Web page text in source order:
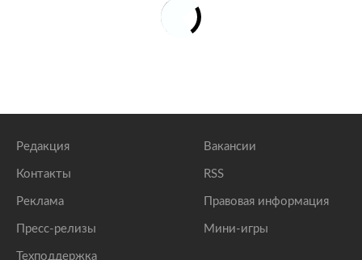
Редакция
Контакты
Реклама
Пресс-релизы
Техподдержка
Вакансии
RSS
Правовая информация
Мини-игры